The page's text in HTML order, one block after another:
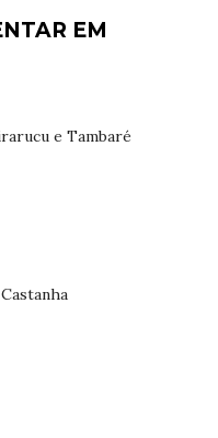
EM
e Tambaré